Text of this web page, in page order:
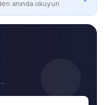
anında okuyun